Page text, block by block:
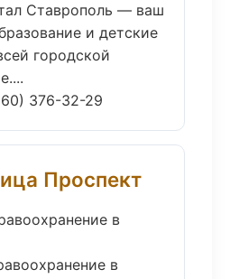
Ставрополь — ваш
и детские
городской
376-32-29
Проспект
в
в